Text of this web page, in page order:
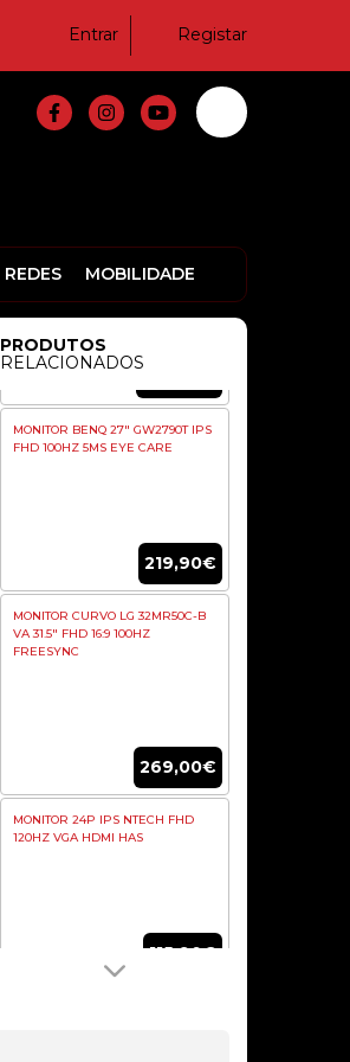
Entrar Registar
REDES MOBILIDADE
PRODUTOS
RELACIONADOS
MONITOR ASUS VY229HF 22″FHD
100HZ IPS 1MS HDMI/VGA
MONITOR LG LED 24.5 LED IPS
MONITOR BENQ 27″ GW2790T IPS
FHD 100HZ 5MS EYE CARE
219,90€
MONITOR CURVO LG 32MR50C-B
VA 31.5″ FHD 16:9 100HZ
FREESYNC
269,00€
MONITOR 24P IPS NTECH FHD
120HZ VGA HDMI HAS
115,90€